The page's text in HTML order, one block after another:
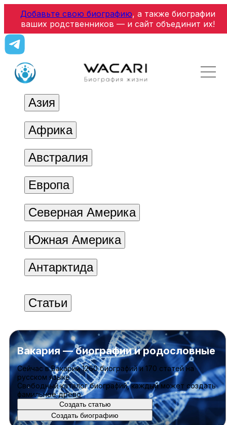
Добавьте свою биографию, а также биографии
ваших родственников — и сайт объединит их!
Азия
Африка
Австралия
Европа
Северная Америка
Южная Америка
Антарктида
Статьи
Вакария — биографии и родословные
Cейчас в Вакарии1260 биографийи170 статейна
русском языке
Свободный каталог биографий, каждый может создать
фамильное древо
Создать статью
Создать биографию